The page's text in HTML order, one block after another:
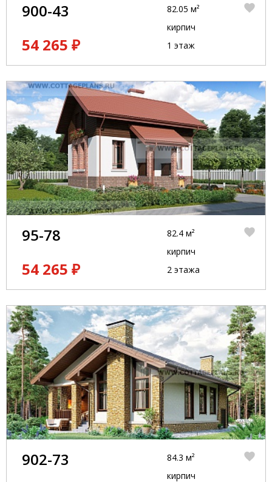
900-43
54 265 ₽
82.05 м²
кирпич
1 этаж
95-78
54 265 ₽
82.4 м²
кирпич
2 этажа
902-73
84.3 м²
кирпич